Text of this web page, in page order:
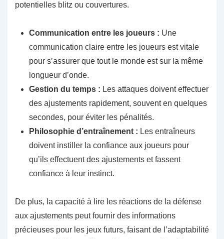
potentielles blitz ou couvertures.
Communication entre les joueurs : Une
communication claire entre les joueurs est vitale
pour s’assurer que tout le monde est sur la même
longueur d’onde.
Gestion du temps : Les attaques doivent effectuer
des ajustements rapidement, souvent en quelques
secondes, pour éviter les pénalités.
Philosophie d’entraînement : Les entraîneurs
doivent instiller la confiance aux joueurs pour
qu’ils effectuent des ajustements et fassent
confiance à leur instinct.
De plus, la capacité à lire les réactions de la défense
aux ajustements peut fournir des informations
précieuses pour les jeux futurs, faisant de l’adaptabilité